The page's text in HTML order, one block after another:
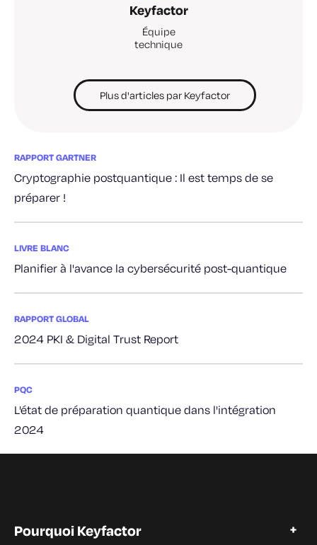
Keyfactor
Équipe
technique
Plus d'articles par Keyfactor
RAPPORT GARTNER
Cryptographie postquantique : Il est temps de se
préparer !
LIVRE BLANC
Planifier à l'avance la cybersécurité post-quantique
RAPPORT GLOBAL
2024 PKI & Digital Trust Report
PQC
L'état de préparation quantique dans l'intégration
2024
Pourquoi Keyfactor